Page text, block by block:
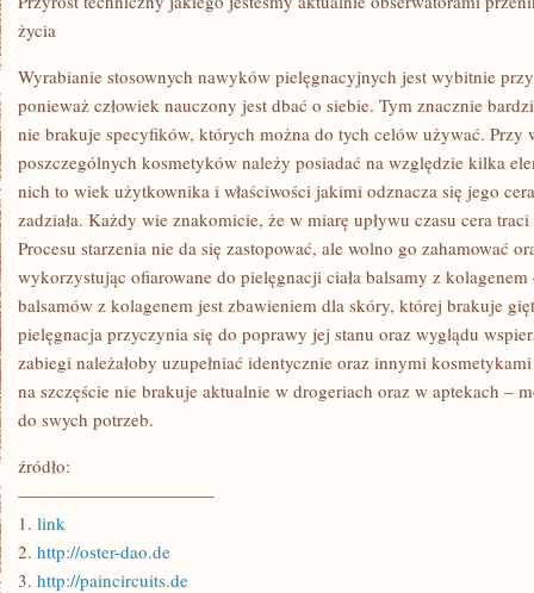
KTÓREGO
ŚWIADKAMI
PRZENIKA
NA
MAŁA
KAŻDĄ
ŻYCIA
życia
Wyrabianie stosownych nawyków pielęgnacyjnych jest wybitnie
ponieważ człowiek nauczony jest dbać o siebie. Tym znacznie
nie brakuje specyfików, których można do tych celów używać. Przy
poszczególnych kosmetyków należy posiadać na względzie kilka
nich to wiek użytkownika i właściwości jakimi odznacza się jego
zadziała. Każdy wie znakomicie, że w miarę upływu czasu cera
Procesu starzenia nie da się zastopować, ale wolno go zahamować
wykorzystując ofiarowane do pielęgnacji ciała balsamy z
balsamów z kolagenem jest zbawieniem dla skóry, której brakuje
pielęgnacja przyczynia się do poprawy jej stanu oraz wyglądu
zabiegi należałoby uzupełniać identycznie oraz innymi
na szczęście nie brakuje aktualnie w drogeriach oraz w aptekach –
do swych potrzeb.
źródło:
———————————
1. link
2. http://oster-dao.de
3. http://paincircuits.de